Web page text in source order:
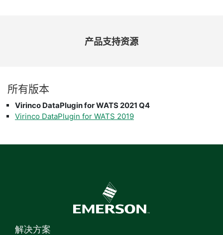
产品支持资源
所有版本
Virinco DataPlugin for WATS 2021 Q4
Virinco DataPlugin for WATS 2019
解决方案